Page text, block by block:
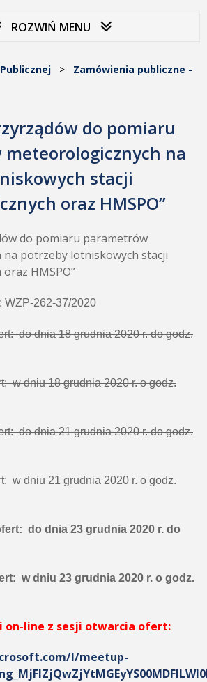
ROZWIŃ MENU
> Zamówienia publiczne -
do pomiaru
na
stacji
oraz HMSPO”
do pomiaru parametrów
potrzeby lotniskowych stacji
HMSPO”
WZP-262-37/2020
do dnia 18 grudnia 2020 r. do godz.
w dniu 18 grudnia 2020 r. o godz.
do dnia 21 grudnia 2020 r. do godz.
w dniu 21 grudnia 2020 r. o godz.
do dnia 23 grudnia 2020 r. do
w dniu 23 grudnia 2020 r. o godz.
on-line z sesji otwarcia ofert:
l/meetup-